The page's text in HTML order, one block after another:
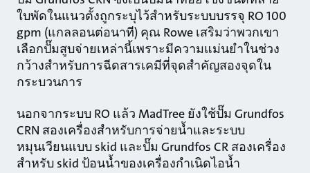
ใบพัดในแนวตั้งถูกระบุไว้สําหรับระบบบรรจุ RO 100
gpm (แกลลอนต่อนาที) คุณ Rowe เสริมว่าพวกเขา
เลือกปั๊มสูบจ่ายเหล่านี้เพราะมีความแม่นยําในช่วง
กว้างสําหรับการฉีดสารเคมีที่จุดสําคัญสองจุดใน
กระบวนการ
นอกจากระบบ RO แล้ว MadTree ยังใช้ปั๊ม Grundfos
CRN สองเครื่องสําหรับการจ่ายน้ำและระบบ
หมุนเวียนแบบ skid และปั๊ม Grundfos CR สองเครื่อง
สําหรับ skid ป้อนน้ำของเครื่องกําเนิดไอน้ำ